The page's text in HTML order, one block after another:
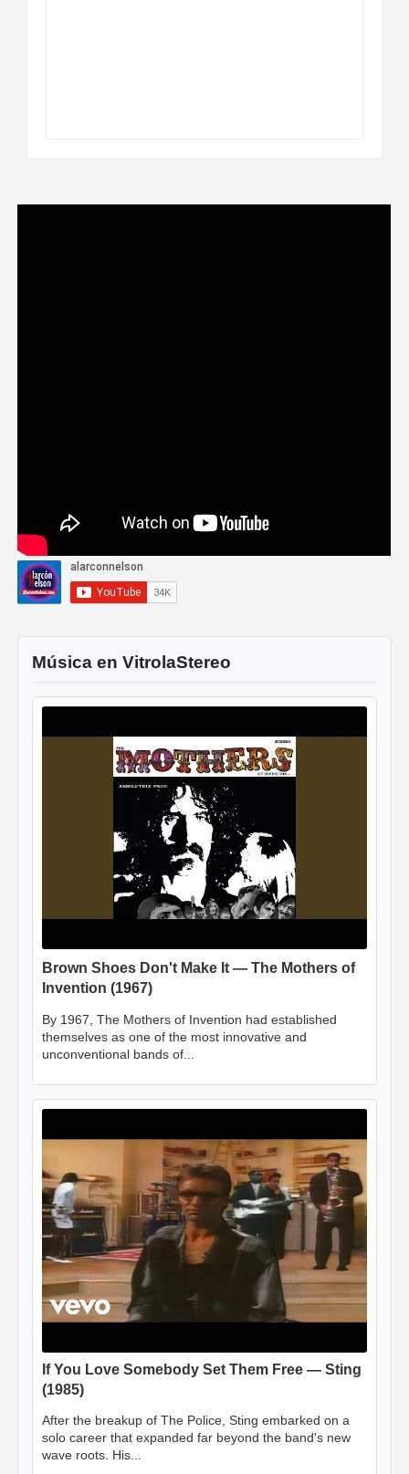
Música en VitrolaStereo
Brown Shoes Don't Make It — The Mothers of
Invention (1967)
By 1967, The Mothers of Invention had established
themselves as one of the most innovative and
unconventional bands of...
If You Love Somebody Set Them Free — Sting
(1985)
After the breakup of The Police, Sting embarked on a
solo career that expanded far beyond the band's new
wave roots. His...